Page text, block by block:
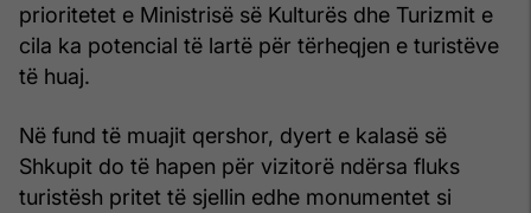
prioritetet e Ministrisë së Kulturës dhe Turizmit e
cila ka potencial të lartë për tërheqjen e turistëve
të huaj.
Në fund të muajit qershor, dyert e kalasë së
Shkupit do të hapen për vizitorë ndërsa fluks
turistësh pritet të sjellin edhe monumentet si